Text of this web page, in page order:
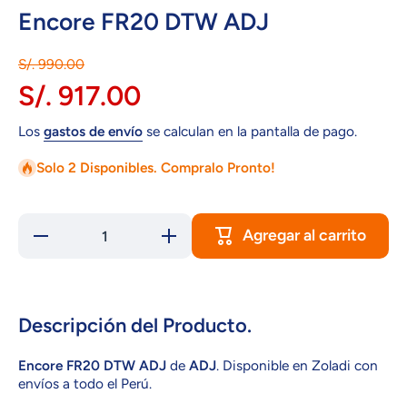
Encore FR20 DTW ADJ
S/. 990.00
S/. 917.00
Los gastos de envío se calculan en la pantalla de pago.
Solo 2 Disponibles. Compralo Pronto!
Reducir
Aumentar
cantidad
para
Agregar al carrito
Descripción del Producto.
Encore FR20 DTW ADJ de ADJ. Disponible en Zoladi con
envíos a todo el Perú.